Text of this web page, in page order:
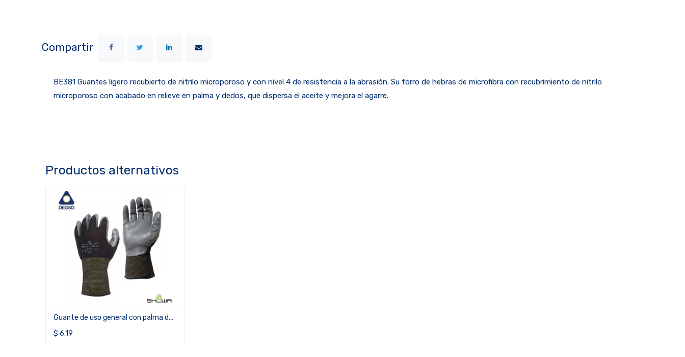
Compartir
BE381 Guantes ligero recubierto de nitrilo microporoso y con nivel 4 de resistencia a la abrasión. Su forro de hebras de microfibra con recubrimiento de nitrilo
microporoso con acabado en relieve en palma y dedos, que dispersa el aceite y mejora el agarre.
Productos alternativos
Guante de uso general con palma de
nitrilo SHOWA® 370B
$6.19